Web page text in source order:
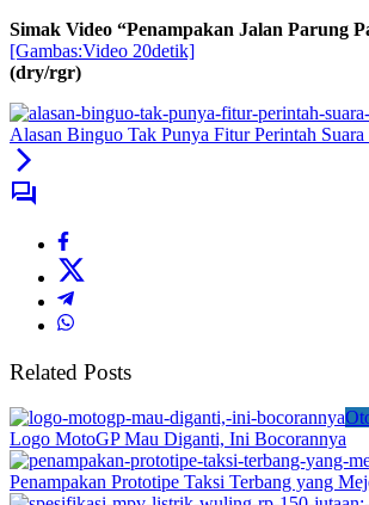
Simak Video “Penampakan Jalan Parung
[Gambas:Video 20detik]
(dry/rgr)
Alasan Binguo Tak Punya Fitur Perintah
Related Posts
Logo MotoGP Mau Diganti, Ini Bocorannya
Penampakan Prototipe Taksi Terbang yang